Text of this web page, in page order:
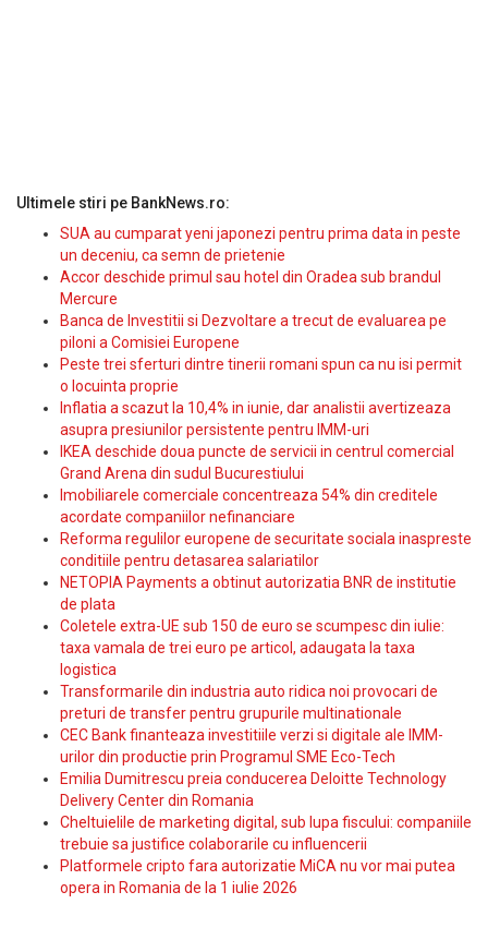
Ultimele stiri pe BankNews.ro:
SUA au cumparat yeni japonezi pentru prima data in peste
un deceniu, ca semn de prietenie
Accor deschide primul sau hotel din Oradea sub brandul
Mercure
Banca de Investitii si Dezvoltare a trecut de evaluarea pe
piloni a Comisiei Europene
Peste trei sferturi dintre tinerii romani spun ca nu isi permit
o locuinta proprie
Inflatia a scazut la 10,4% in iunie, dar analistii avertizeaza
asupra presiunilor persistente pentru IMM-uri
IKEA deschide doua puncte de servicii in centrul comercial
Grand Arena din sudul Bucurestiului
Imobiliarele comerciale concentreaza 54% din creditele
acordate companiilor nefinanciare
Reforma regulilor europene de securitate sociala inaspreste
conditiile pentru detasarea salariatilor
NETOPIA Payments a obtinut autorizatia BNR de institutie
de plata
Coletele extra-UE sub 150 de euro se scumpesc din iulie:
taxa vamala de trei euro pe articol, adaugata la taxa
logistica
Transformarile din industria auto ridica noi provocari de
preturi de transfer pentru grupurile multinationale
CEC Bank finanteaza investitiile verzi si digitale ale IMM-
urilor din productie prin Programul SME Eco-Tech
Emilia Dumitrescu preia conducerea Deloitte Technology
Delivery Center din Romania
Cheltuielile de marketing digital, sub lupa fiscului: companiile
trebuie sa justifice colaborarile cu influencerii
Platformele cripto fara autorizatie MiCA nu vor mai putea
opera in Romania de la 1 iulie 2026